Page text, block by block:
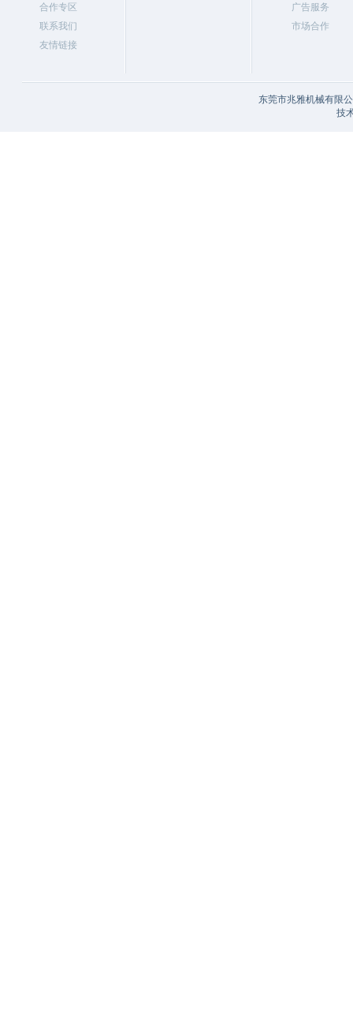
合作专区
联系我们
友情链接
广告服务
市场合作
东莞市兆雅机械有限
技